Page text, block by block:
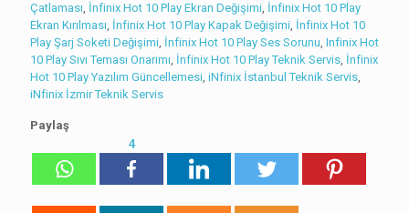
Çatlaması, İnfinix Hot 10 Play Ekran Değişimi, İnfinix Hot 10 Play
Ekran Kırılması, İnfinix Hot 10 Play Kapak Değişimi, İnfinix Hot 10
Play Şarj Soketi Değişimi, İnfinix Hot 10 Play Ses Sorunu, Infinix Hot
10 Play Sıvı Teması Onarımı, İnfinix Hot 10 Play Teknik Servis, İnfinix
Hot 10 Play Yazılım Güncellemesi, iNfinix İstanbul Teknik Servis,
iNfinix İzmir Teknik Servis
Paylaş
4